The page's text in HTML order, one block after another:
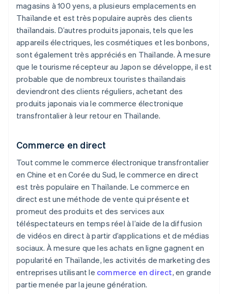
magasins à 100 yens, a plusieurs emplacements en
Thaïlande et est très populaire auprès des clients
thaïlandais. D’autres produits japonais, tels que les
appareils électriques, les cosmétiques et les bonbons,
sont également très appréciés en Thaïlande. À mesure
que le tourisme récepteur au Japon se développe, il est
probable que de nombreux touristes thaïlandais
deviendront des clients réguliers, achetant des
produits japonais via le commerce électronique
transfrontalier à leur retour en Thaïlande.
Commerce en direct
Tout comme le commerce électronique transfrontalier
en Chine et en Corée du Sud, le commerce en direct
est très populaire en Thaïlande. Le commerce en
direct est une méthode de vente qui présente et
promeut des produits et des services aux
téléspectateurs en temps réel à l’aide de la diffusion
de vidéos en direct à partir d’applications et de médias
sociaux. À mesure que les achats en ligne gagnent en
popularité en Thaïlande, les activités de marketing des
entreprises utilisant le commerce en direct, en grande
partie menée par la jeune génération.